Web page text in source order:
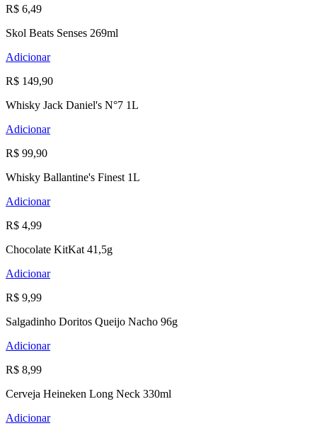
R$ 6,49
Skol Beats Senses 269ml
Adicionar
R$ 149,90
Whisky Jack Daniel's N°7 1L
Adicionar
R$ 99,90
Whisky Ballantine's Finest 1L
Adicionar
R$ 4,99
Chocolate KitKat 41,5g
Adicionar
R$ 9,99
Salgadinho Doritos Queijo Nacho 96g
Adicionar
R$ 8,99
Cerveja Heineken Long Neck 330ml
Adicionar